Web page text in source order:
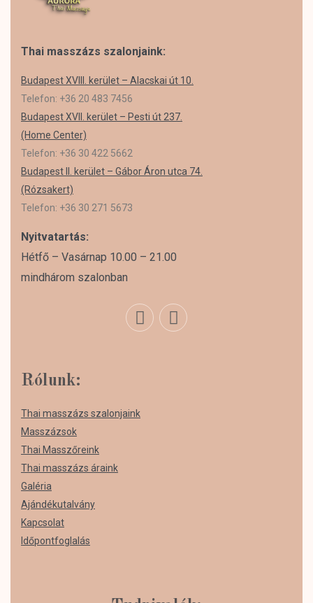
Thai masszázs szalonjaink:
Budapest XVIII. kerület – Alacskai út 10.
Telefon: +36 20 483 7456
Budapest XVII. kerület – Pesti út 237.
(Home Center)
Telefon: +36 30 422 5662
Budapest II. kerület – Gábor Áron utca 74.
(Rózsakert)
Telefon: +36 30 271 5673
Nyitvatartás:
Hétfő – Vasárnap 10.00 – 21.00
mindhárom szalonban
Rólunk:
Thai masszázs szalonjaink
Masszázsok
Thai Masszőreink
Thai masszázs áraink
Galéria
Ajándékutalvány
Kapcsolat
Időpontfoglalás